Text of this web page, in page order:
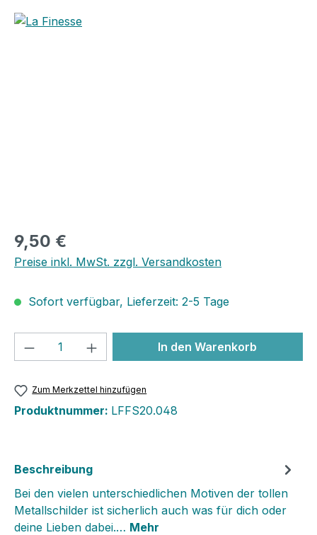
9,50 €
Preise inkl. MwSt. zzgl. Versandkosten
Sofort verfügbar, Lieferzeit: 2-5 Tage
Produkt Anzahl: Gib denIn den Warenkorb
Zum Merkzettel hinzufügen
Produktnummer: LFFS20.048
Beschreibung
Bei den vielen unterschiedlichen Motiven der tollen
Metallschilder ist sicherlich auch was für dich oder
deine Lieben dabei.… Mehr